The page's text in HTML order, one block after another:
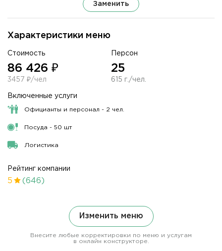
Характеристики меню
Стоимость
86 426 ₽
3457 ₽/чел
Персон
25
615 г./чел.
Включенные услуги
Официанты и персонал - 2 чел.
Посуда - 50 шт
Логистика
Рейтинг компании
5 (646)
Изменить меню
Внесите любые корректировки по меню и услугам
в онлайн конструкторе.
Заменить